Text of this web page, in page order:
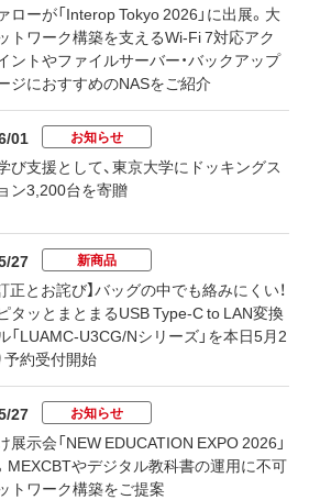
ローが「Interop Tokyo 2026」に出展。大
トワーク構築を支えるWi-Fi 7対応アク
ントやファイルサーバー・バックアップ
ジにおすすめのNASをご紹介
01 お知らせ
び支援として、東京大学にドッキングス
ン3,200台を寄贈
27 新商品
訂正とお詫び】バッグの中でも絡みにくい！
タッとまとまるUSB Type-C to LAN変換
「LUAMC-U3CG/Nシリーズ」を本日5月2
約受付開始
27 お知らせ
展示会「NEW EDUCATION EXPO 2026」
MEXCBTやデジタル教科書の運用に不可
トワーク構築をご提案